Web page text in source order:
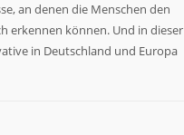
an denen die Menschen den
erkennen können. Und in dieser
in Deutschland und Europa